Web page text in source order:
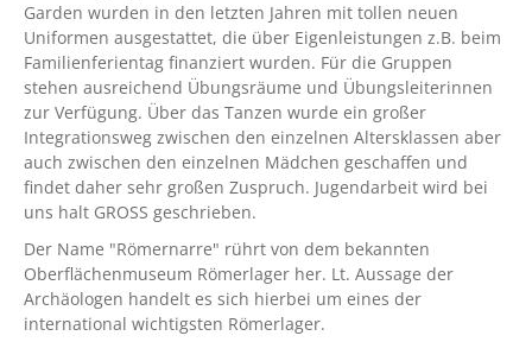
Garden wurden in den letzten Jahren mit tollen neuen
Uniformen ausgestattet, die über Eigenleistungen z.B. beim
Familienferientag finanziert wurden. Für die Gruppen
stehen ausreichend Übungsräume und Übungsleiterinnen
zur Verfügung. Über das Tanzen wurde ein großer
Integrationsweg zwischen den einzelnen Altersklassen aber
auch zwischen den einzelnen Mädchen geschaffen und
findet daher sehr großen Zuspruch. Jugendarbeit wird bei
uns halt GROSS geschrieben.
Der Name "Römernarre" rührt von dem bekannten
Oberflächenmuseum Römerlager her. Lt. Aussage der
Archäologen handelt es sich hierbei um eines der
international wichtigsten Römerlager.